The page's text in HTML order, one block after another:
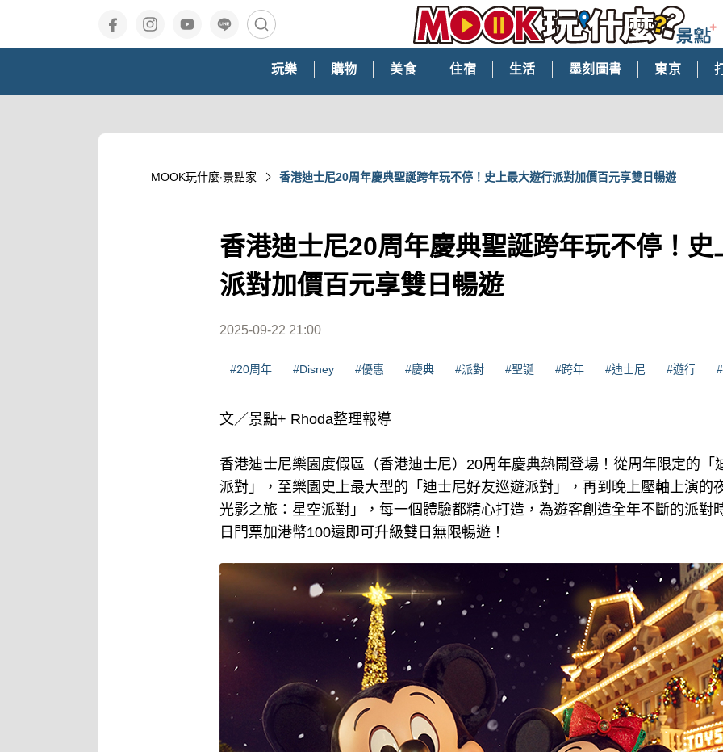
玩樂 購物 美食 住宿 生活 墨刻圖書 東京
MOOK玩什麼‧景點家 香港迪士尼20周年慶典聖誕跨年玩不停！史上最大遊行派對加價百元享雙日暢遊
香港迪士尼20周年慶典聖誕跨年玩不停！史
派對加價百元享雙日暢遊
2025-09-22 21:00
#20周年 #Disney #優惠 #慶典 #派對 #聖誕 #跨年 #迪士尼 #遊行
文／景點+ Rhoda整理報導
香港迪士尼樂園度假區（香港迪士尼）20周年慶典熱鬧登場！從周年限定的「
派對」，至樂園史上最大型的「迪士尼好友巡遊派對」，再到晚上壓軸上演的
光影之旅：星空派對」，每一個體驗都精心打造，為遊客創造全年不斷的派對
日門票加港幣100還即可升級雙日無限暢遊！